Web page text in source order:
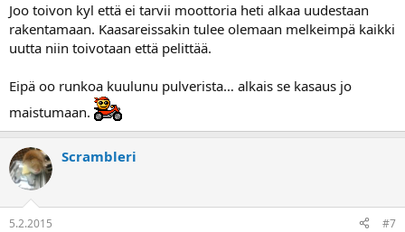
Joo toivon kyl että ei tarvii moottoria heti alkaa uudestaan
rakentamaan. Kaasareissakin tulee olemaan melkeimpä kaikki
uutta niin toivotaan että pelittää.
Eipä oo runkoa kuulunu pulverista… alkais se kasaus jo
maistumaan.
Scrambleri
5.2.2015 #7